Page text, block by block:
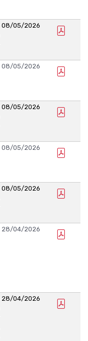
08/05/2026
08/05/2026
08/05/2026
08/05/2026
08/05/2026
28/04/2026
28/04/2026